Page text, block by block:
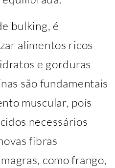
bulking, é
alimentos ricos
e gorduras
são fundamentais
muscular, pois
necessários
fibras
como frango,